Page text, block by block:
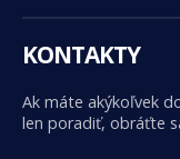
KONTAKTY
Ak máte akýkoľvek
len poradiť, obráťte